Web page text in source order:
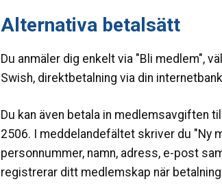
Alternativa betalsätt
Du anmäler dig enkelt via "Bli medlem",
Swish, direktbetalning via din
Du kan även betala in medlemsavgiften
2506. I meddelandefältet skriver du "Ny
personnummer, namn, adress, e-post
registrerar ditt medlemskap när